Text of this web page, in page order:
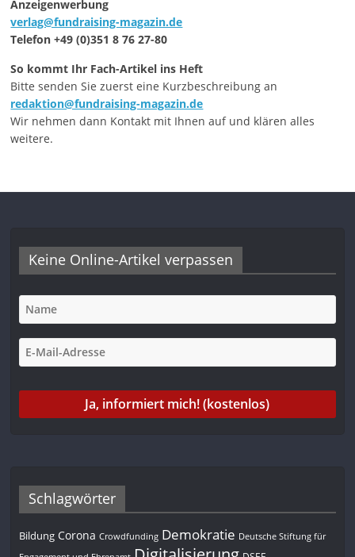
Anzeigenwerbung
verlag@fundraising-magazin.de
Telefon +49 (0)351 8 76 27-80
So kommt Ihr Fach-Artikel ins Heft
Bitte senden Sie zuerst eine Kurzbeschreibung an
redaktion@fundraising-magazin.de
Wir nehmen dann Kontakt mit Ihnen auf und klären alles
weitere.
Keine Online-Artikel verpassen
Schlagwörter
Bildung Corona Crowdfunding Demokratie Deutsche Stiftung für